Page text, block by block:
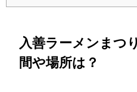
入善ラーメンまつ
間や場所は？